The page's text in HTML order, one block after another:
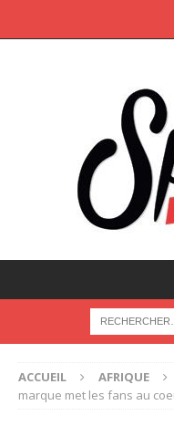
ACCUEIL AFRIQUE
marque met les fans au